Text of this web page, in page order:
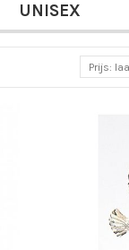
UNISEX
Prijs: